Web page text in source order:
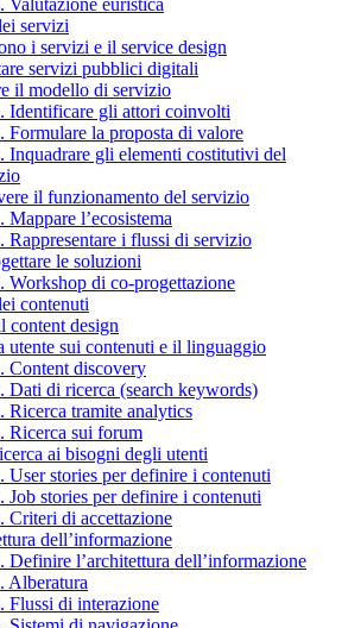
servizi
i servizi e il service design
servizi pubblici digitali
il modello di servizio
Identificare gli attori coinvolti
Formulare la proposta di valore
Inquadrare gli elementi costitutivi del
il funzionamento del servizio
Mappare l’ecosistema
Rappresentare i flussi di servizio
le soluzioni
Workshop di co-progettazione
contenuti
content design
utente sui contenuti e il linguaggio
Content discovery
Dati di ricerca (search keywords)
Ricerca tramite analytics
Ricerca sui forum
ai bisogni degli utenti
User stories per definire i contenuti
Job stories per definire i contenuti
Criteri di accettazione
dell’informazione
Definire l’architettura dell’informazione
Alberatura
Flussi di interazione